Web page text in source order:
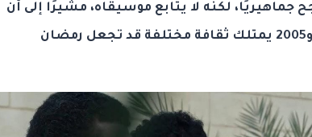
لكنه لا يتابع موسيقاه، مشيرًا إلى أن
الجيل الجديد من مواليد 2000 و2005 يمتلك ثقافة مختلفة قد تجعل رمضان